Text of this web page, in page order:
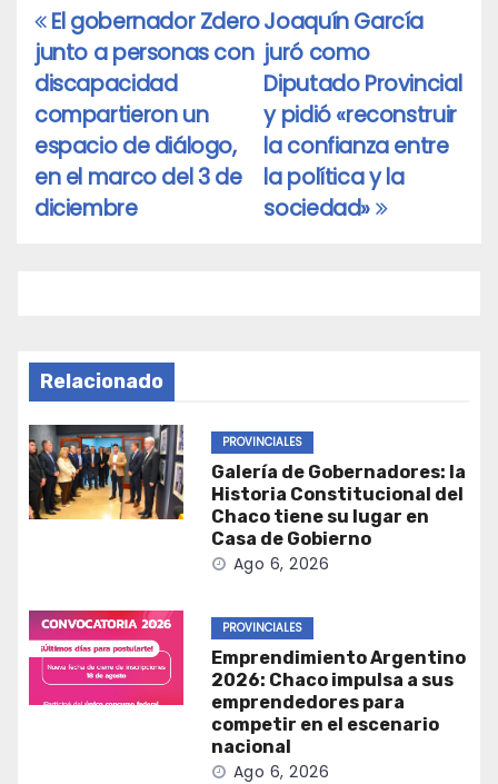
Navegación
de
entradas
Joaquín García
juró como
Diputado Provincial
y pidió «reconstruir
la confianza entre
la política y la
sociedad»
El gobernador Zdero
junto a personas con
discapacidad
compartieron un
espacio de diálogo,
en el marco del 3 de
diciembre
Relacionado
PROVINCIALES
Galería de Gobernadores: la
Historia Constitucional del
Chaco tiene su lugar en
Casa de Gobierno
Ago 6, 2026
PROVINCIALES
Emprendimiento Argentino
2026: Chaco impulsa a sus
emprendedores para
competir en el escenario
nacional
Ago 6, 2026